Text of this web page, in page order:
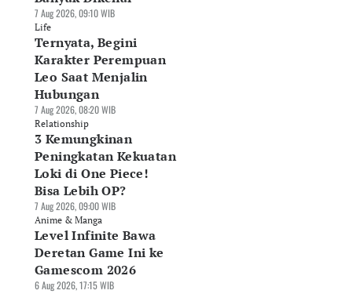
7 Aug 2026, 09:10 WIB
Life
Ternyata, Begini
Karakter Perempuan
Leo Saat Menjalin
Hubungan
7 Aug 2026, 08:20 WIB
Relationship
3 Kemungkinan
Peningkatan Kekuatan
Loki di One Piece!
Bisa Lebih OP?
7 Aug 2026, 09:00 WIB
Anime & Manga
Level Infinite Bawa
Deretan Game Ini ke
Gamescom 2026
6 Aug 2026, 17:15 WIB